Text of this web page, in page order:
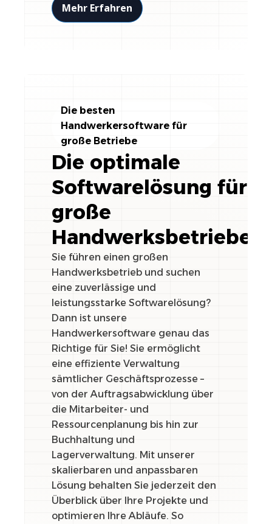
Mehr Erfahren
Die besten
Handwerkersoftware für
große Betriebe
Die optimale
Softwarelösung für
große
Handwerksbetriebe
Sie führen einen großen
Handwerksbetrieb und suchen
eine zuverlässige und
leistungsstarke Softwarelösung?
Dann ist unsere
Handwerkersoftware genau das
Richtige für Sie! Sie ermöglicht
eine effiziente Verwaltung
sämtlicher Geschäftsprozesse –
von der Auftragsabwicklung über
die Mitarbeiter- und
Ressourcenplanung bis hin zur
Buchhaltung und
Lagerverwaltung. Mit unserer
skalierbaren und anpassbaren
Lösung behalten Sie jederzeit den
Überblick über Ihre Projekte und
optimieren Ihre Abläufe. So